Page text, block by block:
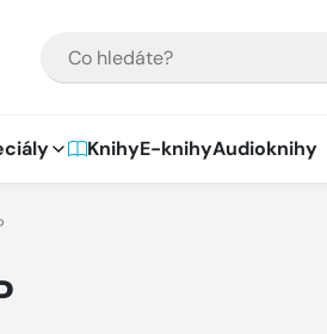
KnihyE-knihyAudioknihy